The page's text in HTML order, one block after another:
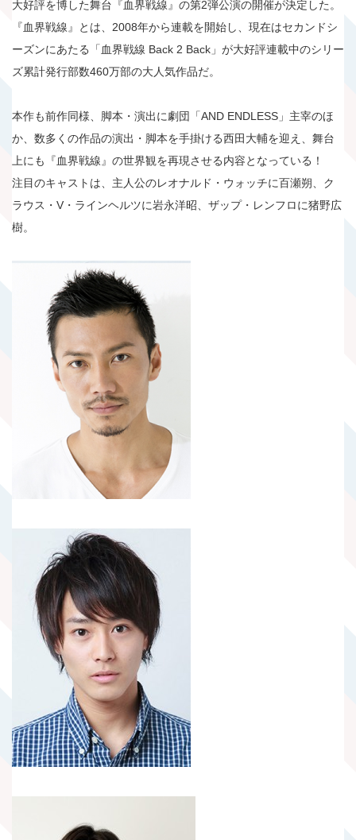
大好評を博した舞台『血界戦線』の第2弾公演の開催が決定した。
『血界戦線』とは、2008年から連載を開始し、現在はセカンドシ
ーズンにあたる「血界戦線 Back 2 Back」が大好評連載中のシリー
ズ累計発行部数460万部の大人気作品だ。
本作も前作同様、脚本・演出に劇団「AND ENDLESS」主宰のほ
か、数多くの作品の演出・脚本を手掛ける西田大輔を迎え、舞台
上にも『血界戦線』の世界観を再現させる内容となっている！
注目のキャストは、主人公のレオナルド・ウォッチに百瀬朔、ク
ラウス・V・ラインヘルツに岩永洋昭、ザップ・レンフロに猪野広
樹。